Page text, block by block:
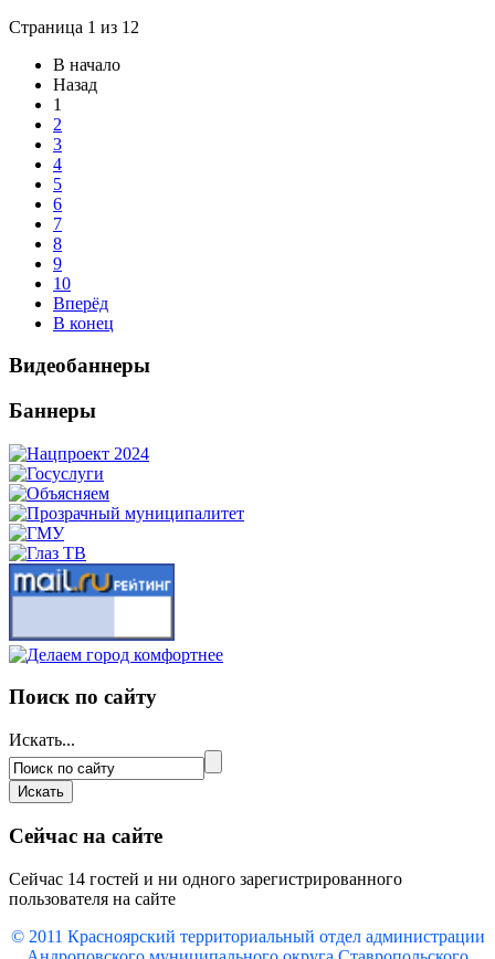
Страница 1 из 12
В начало
Назад
1
2
3
4
5
6
7
8
9
10
Вперёд
В конец
Видеобаннеры
Баннеры
Поиск по сайту
Искать...
Сейчас на сайте
Сейчас 14 гостей и ни одного зарегистрированного
пользователя на сайте
© 2011 Красноярский территориальный отдел администрации